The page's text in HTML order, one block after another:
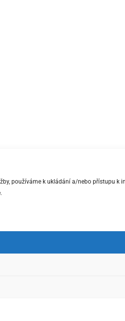
používáme k ukládání a/nebo přístupu